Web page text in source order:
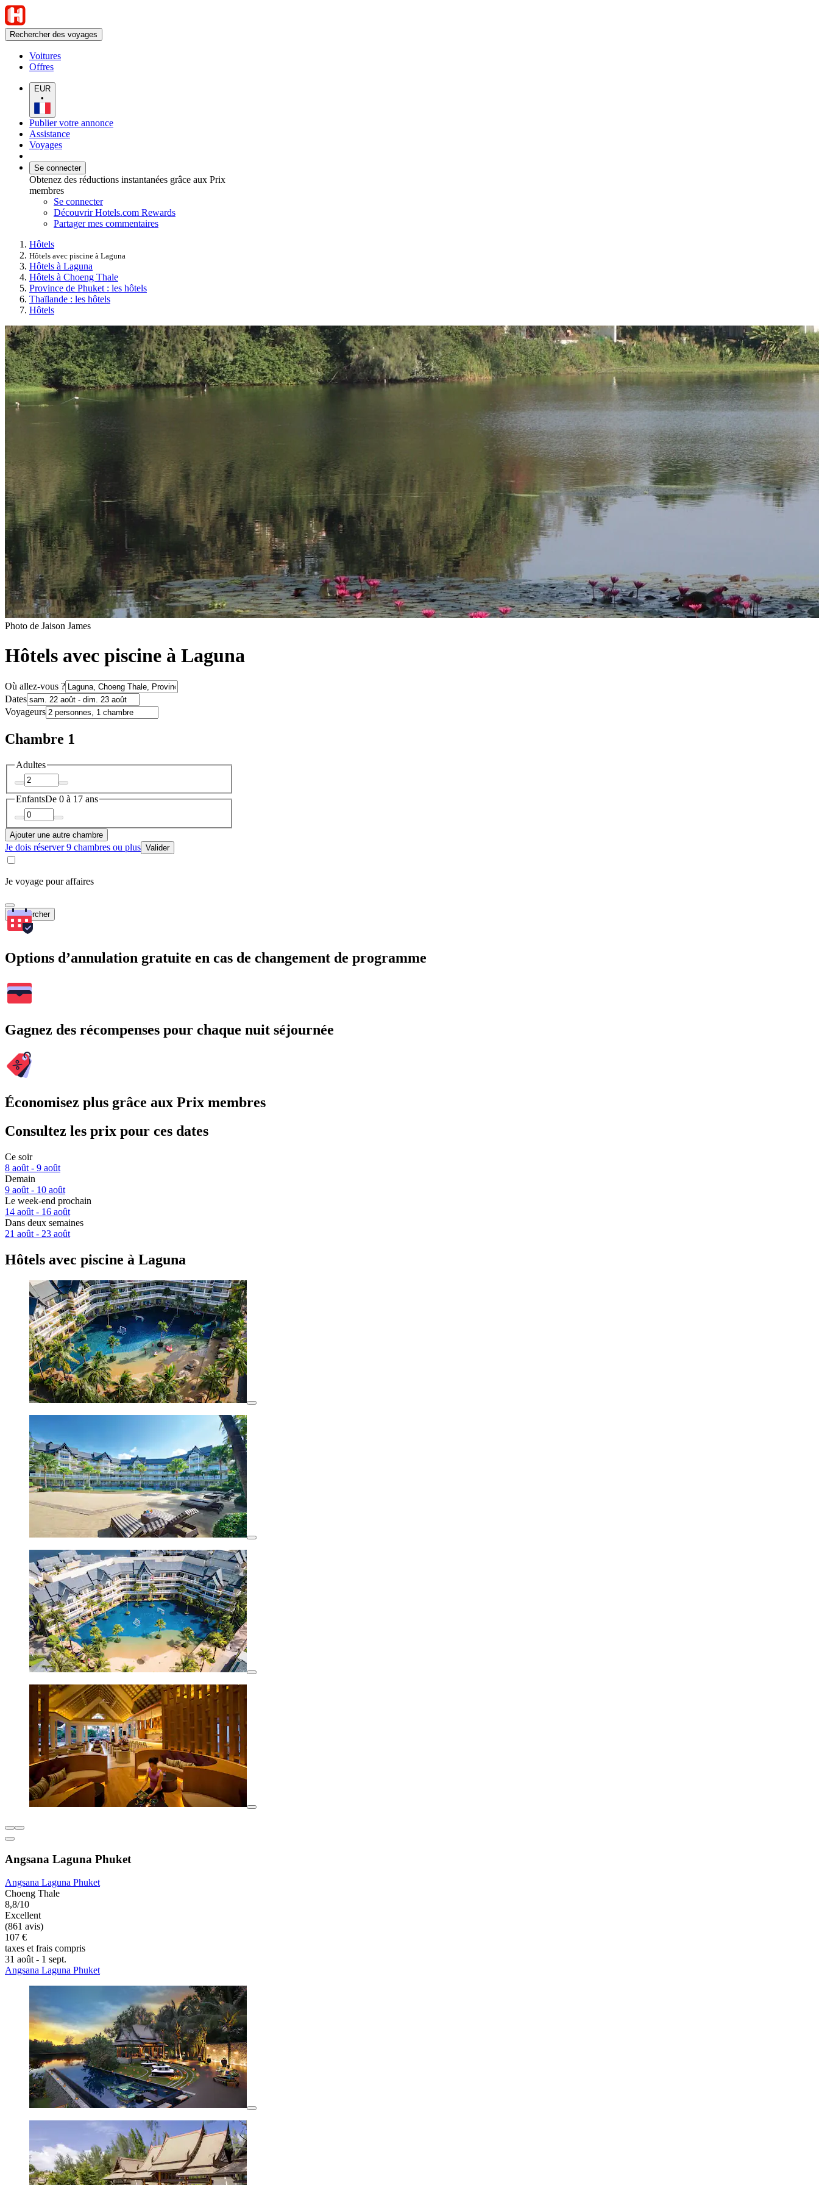
Rechercher des voyages
Voitures
Offres
EUR
•
Publier votre annonce
Assistance
Voyages
Se connecter
Obtenez des réductions instantanées grâce aux Prix
membres
Se connecter
Découvrir Hotels.com Rewards
Partager mes commentaires
Hôtels
Hôtels avec piscine à Laguna
Hôtels à Laguna
Hôtels à Choeng Thale
Province de Phuket : les hôtels
Thaïlande : les hôtels
Hôtels
Photo de Jaison James
Hôtels avec piscine à Laguna
Où allez-vous ?
Dates
Voyageurs
Chambre 1
Adultes
EnfantsDe 0 à 17 ans
Ajouter une autre chambre
Je dois réserver 9 chambres ou plus Valider
Je voyage pour affaires
Rechercher
Options d’annulation gratuite en cas de changement de programme
Gagnez des récompenses pour chaque nuit séjournée
Économisez plus grâce aux Prix membres
Consultez les prix pour ces dates
Ce soir
8 août - 9 août
Demain
9 août - 10 août
Le week-end prochain
14 août - 16 août
Dans deux semaines
21 août - 23 août
Hôtels avec piscine à Laguna
Angsana Laguna Phuket
Angsana Laguna Phuket
Choeng Thale
8,8/10
Excellent
(861 avis)
107 €
taxes et frais compris
31 août - 1 sept.
Angsana Laguna Phuket